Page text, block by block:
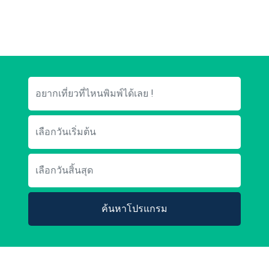
ค้นหาโปรแกรม